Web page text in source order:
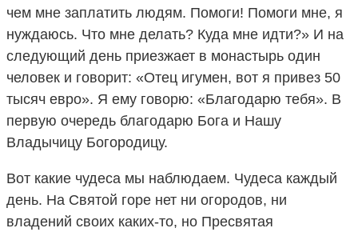
чем мне заплатить людям. Помоги! Помоги мне, я
нуждаюсь. Что мне делать? Куда мне идти?» И на
следующий день приезжает в монастырь один
человек и говорит: «Отец игумен, вот я привез 50
тысяч евро». Я ему говорю: «Благодарю тебя». В
первую очередь благодарю Бога и Нашу
Владычицу Богородицу.
Вот какие чудеса мы наблюдаем. Чудеса каждый
день. На Святой горе нет ни огородов, ни
владений своих каких-то, но Пресвятая